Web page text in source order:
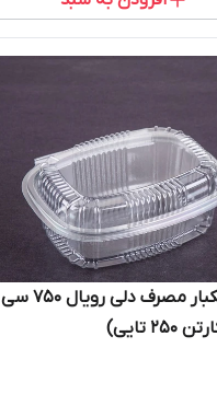
ظرف یکبار مصرف دلی رویال ۷۵۰ سی
تایی)